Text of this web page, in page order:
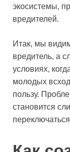
экосистемы,
вредителей.
Итак, мы
вредитель, а
условиях,
молодых
пользу.
становится